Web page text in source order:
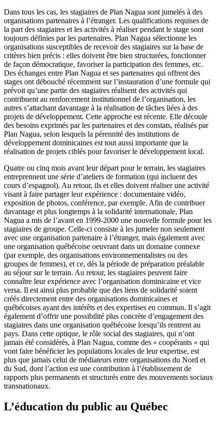
Dans tous les cas, les stagiaires de Plan Nagua sont jumelés à des
organisations partenaires à l’étranger. Les qualifications requises de
la part des stagiaires et les activités à réaliser pendant le stage sont
toujours définies par les partenaires. Plan Nagua sélectionne les
organisations susceptibles de recevoir des stagiaires sur la base de
critères bien précis : elles doivent être bien structurées, fonctionner
de façon démocratique, favoriser la participation des femmes, etc.
Des échanges entre Plan Nagua et ses partenaires qui offrent des
stages ont débouché récemment sur l’instauration d’une formule qui
prévoit qu’une partie des stagiaires réalisent des activités qui
contribuent au renforcement institutionnel de l’organisation, les
autres s’attachant davantage à la réalisation de tâches liées à des
projets de développement. Cette approche est récente. Elle découle
des besoins exprimés par les partenaires et des constats, réalisés par
Plan Nagua, selon lesquels la pérennité des institutions de
développement dominicaines est tout aussi importante que la
réalisation de projets ciblés pour favoriser le développement local.
Quatre ou cinq mois avant leur départ pour le terrain, les stagiaires
entreprennent une série d’ateliers de formation (qui incluent des
cours d’espagnol). Au retour, ils et elles doivent réaliser une activité
visant à faire partager leur expérience : documentaire vidéo,
exposition de photos, conférence, par exemple. Afin de contribuer
davantage et plus longtemps à la solidarité internationale, Plan
Nagua a mis de l’avant en 1999-2000 une nouvelle formule pour les
stagiaires de groupe. Celle-ci consiste à les jumeler non seulement
avec une organisation partenaire à l’étranger, mais également avec
une organisation québécoise oeuvrant dans un domaine connexe
(par exemple, des organisations environnementalistes ou des
groupes de femmes), et ce, dès la période de préparation préalable
au séjour sur le terrain. Au retour, les stagiaires peuvent faire
connaître leur expérience avec l’organisation dominicaine et vice
versa. Il est ainsi plus probable que des liens de solidarité soient
créés directement entre des organisations dominicaines et
québécoises ayant des intérêts et des expertises en commun. Il s’agit
également d’offrir une possibilité plus concrète d’engagement des
stagiaires dans une organisation québécoise lorsqu’ils rentrent au
pays. Dans cette optique, le rôle social des stagiaires, qui n’ont
jamais été considérés, à Plan Nagua, comme des « coopérants » qui
vont faire bénéficier les populations locales de leur expertise, est
plus que jamais celui de médiateurs entre organisations du Nord et
du Sud, dont l’action est une contribution à l’établissement de
rapports plus permanents et structurés entre des mouvements sociaux
transnationaux.
L’éducation du public au Québec